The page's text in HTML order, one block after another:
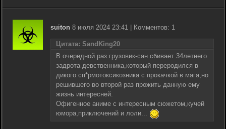
suiton 8 июля 2024 23:41 | Комментов: 1
Цитата: SandKing20
В очередной раз грузовик-сан сбивает 34летнего
задрота-девственника,который переродился в
дикого сп*рмотоксикозника с прокачкой в мага,но
решившего во второй раз прожить данную ему
жизнь интересней.
Офигенное аниме с интересным сюжетом,кучей
юмора,приключений и лоли...